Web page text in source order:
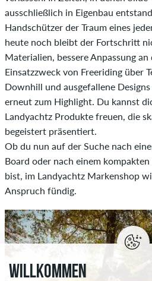
ausschließlich in Eigenbau
Handschützer der Traum eines
heute noch bleibt der Fortschritt
Materialien, bessere Anpassung
Einsatzzweck von Freeriding über
Downhill und ausgefallene
erneut zum Highlight. Du kannst
Landyachtz Produkte freuen, die
begeistert präsentiert.
Ob du nun auf der Suche nach
Board oder nach einem
bist, im Landyachtz Markenshop
Anspruch fündig.
WILLKOMMEN